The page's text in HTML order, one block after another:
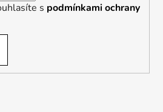
s podmínkami ochrany